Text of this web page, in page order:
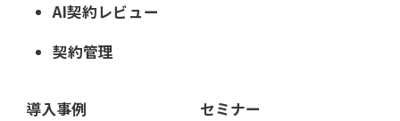
AI契約レビュー
契約管理
導入事例 セミナー